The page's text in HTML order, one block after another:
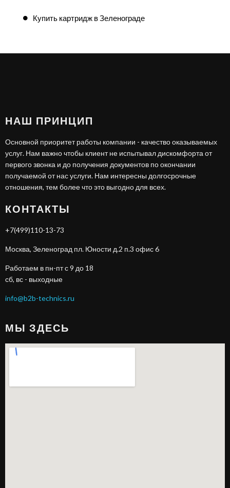
Купить картридж в Зеленограде
НАШ ПРИНЦИП
Основной приоритет работы компании - качество оказываемых
услуг. Нам важно чтобы клиент не испытывал дискомфорта от
первого звонка и до получения документов по окончании
получаемой от нас услуги. Нам интересны долгосрочные
отношения, тем более что это выгодно для всех.
КОНТАКТЫ
+7(499)110-13-73
Москва, Зеленоград пл. Юности д.2 п.3 офис 6
Работаем в пн-пт с 9 до 18
сб, вс - выходные
info@b2b-technics.ru
МЫ ЗДЕСЬ